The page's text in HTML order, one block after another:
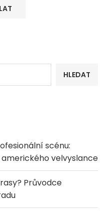
HLEDAT
scénu:
velvyslance
Průvodce